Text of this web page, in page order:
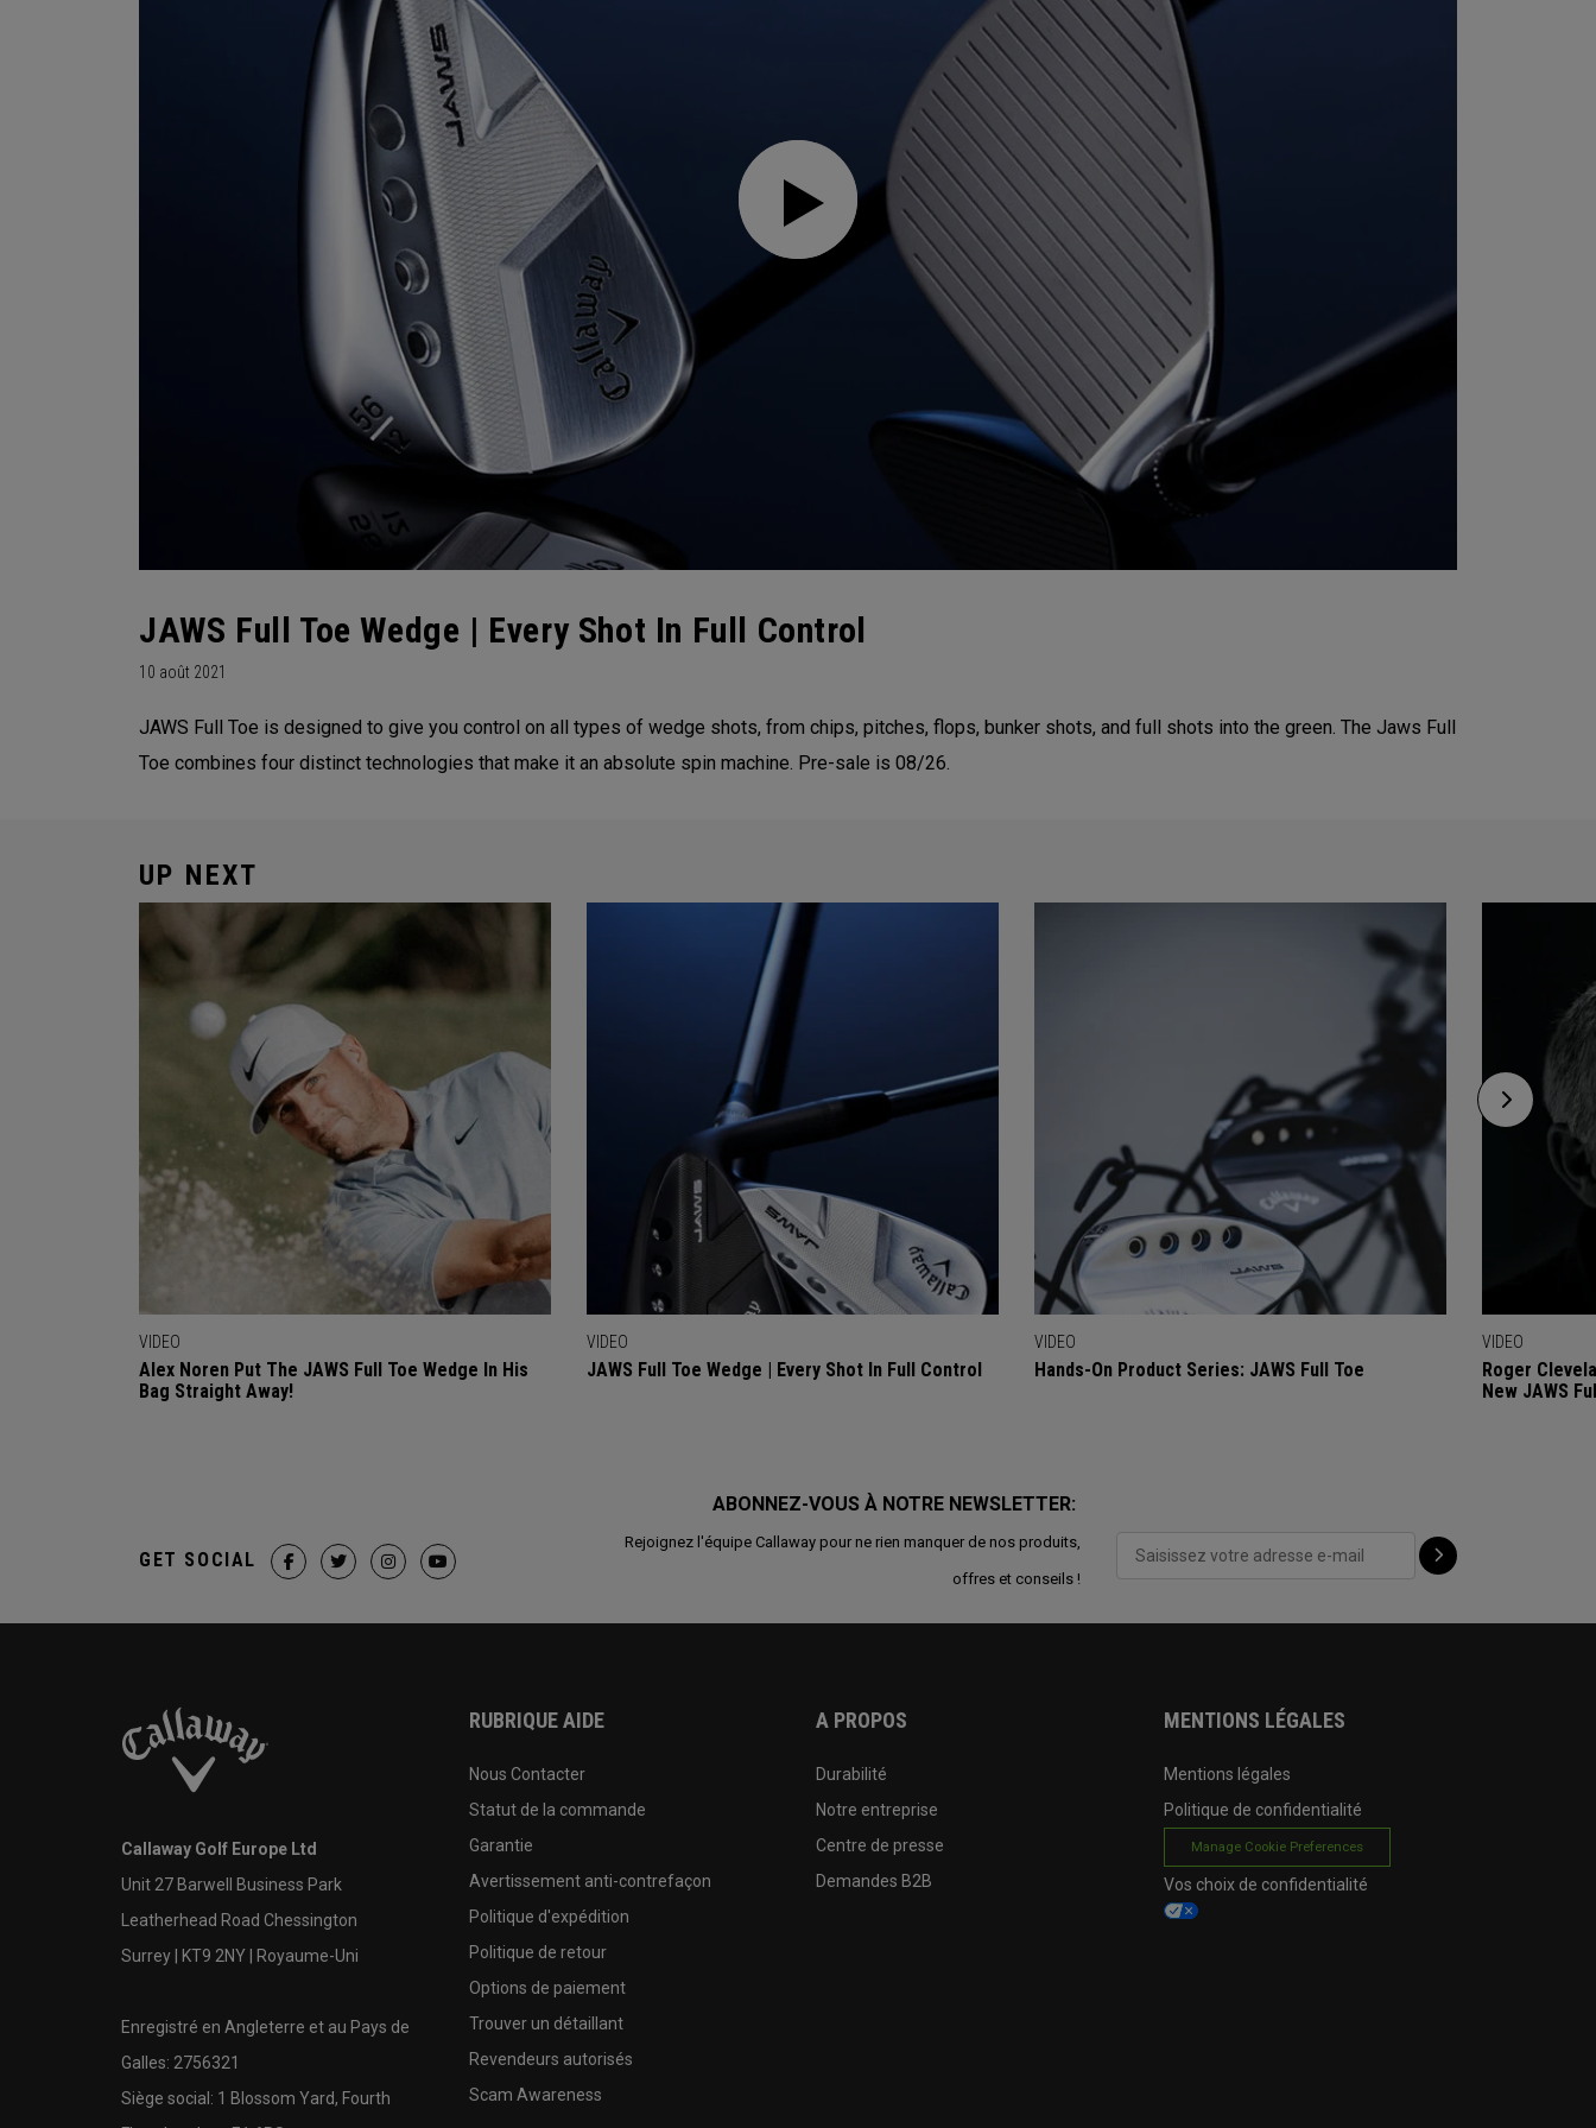
JAWS Full Toe Wedge | Every Shot In Full Control
10 août 2021
JAWS Full Toe is designed to give you control on all types of wedge shots, from chips, pitches, flops, bunker shots, and full shots into the green. The Jaws Full
Toe combines four distinct technologies that make it an absolute spin machine. Pre-sale is 08/26.
UP NEXT
VIDEO
Alex Noren Put The JAWS Full Toe Wedge In His
Bag Straight Away!
VIDEO
JAWS Full Toe Wedge | Every Shot In Full Control
VIDEO
Hands-On Product Series: JAWS Full Toe
VIDEO
Roger
New JAWS
ABONNEZ-VOUS À NOTRE NEWSLETTER:
Rejoignez l'équipe Callaway pour ne rien manquer de nos produits,
offres et conseils !
GET SOCIAL
Callaway Golf Europe Ltd
Unit 27 Barwell Business Park
Leatherhead Road Chessington
Surrey | KT9 2NY | Royaume-Uni
Enregistré en Angleterre et au Pays de
Galles: 2756321
Siège social: 1 Blossom Yard, Fourth
RUBRIQUE AIDE
Nous Contacter
Statut de la commande
Garantie
Avertissement anti-contrefaçon
Politique d'expédition
Politique de retour
Options de paiement
Trouver un détaillant
Revendeurs autorisés
Scam Awareness
A PROPOS
Durabilité
Notre entreprise
Centre de presse
Demandes B2B
MENTIONS LÉGALES
Mentions légales
Politique de confidentialité
Manage Cookie Preferences
Vos choix de confidentialité